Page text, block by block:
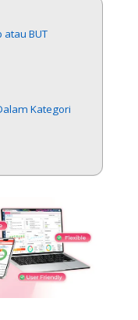
atau BUT
Kategori